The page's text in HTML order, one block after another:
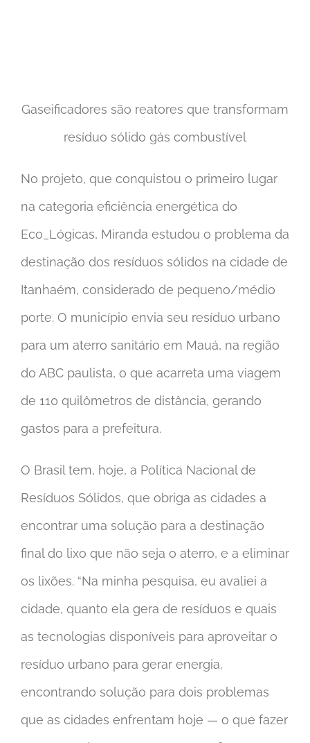
Gaseificadores são reatores que transformam
resíduo sólido gás combustível
No projeto, que conquistou o primeiro lugar
na categoria eficiência energética do
Eco_Lógicas, Miranda estudou o problema da
destinação dos resíduos sólidos na cidade de
Itanhaém, considerado de pequeno/médio
porte. O município envia seu resíduo urbano
para um aterro sanitário em Mauá, na região
do ABC paulista, o que acarreta uma viagem
de 110 quilômetros de distância, gerando
gastos para a prefeitura.
O Brasil tem, hoje, a Política Nacional de
Resíduos Sólidos, que obriga as cidades a
encontrar uma solução para a destinação
final do lixo que não seja o aterro, e a eliminar
os lixões. “Na minha pesquisa, eu avaliei a
cidade, quanto ela gera de resíduos e quais
as tecnologias disponíveis para aproveitar o
resíduo urbano para gerar energia,
encontrando solução para dois problemas
que as cidades enfrentam hoje — o que fazer